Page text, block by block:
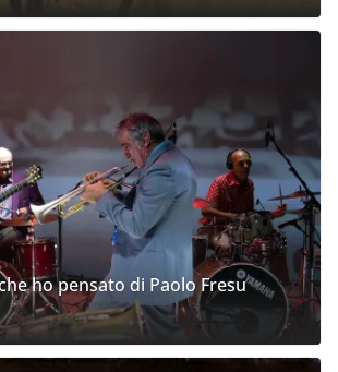
ho pensato di Paolo Fresu